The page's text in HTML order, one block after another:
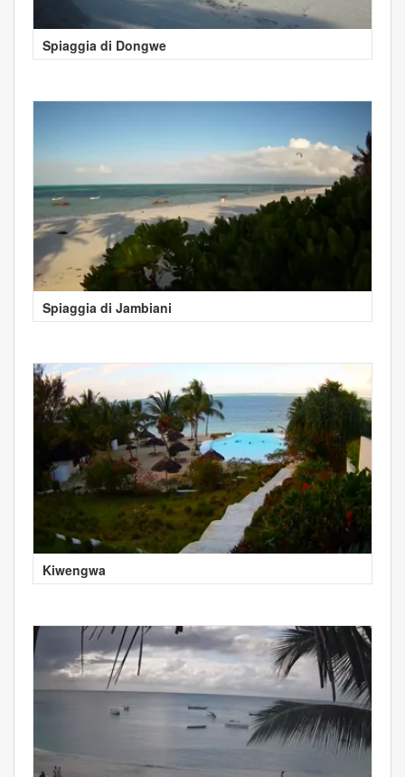
Spiaggia di Dongwe
Spiaggia di Jambiani
Kiwengwa